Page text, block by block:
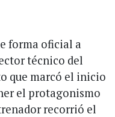
forma oficial a
técnico del
que marcó el inicio
el protagonismo
recorrió el